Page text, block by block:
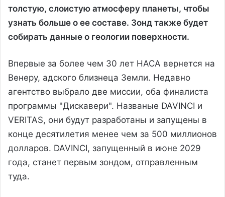
толстую, слоистую атмосферу планеты, чтобы
узнать больше о ее составе. Зонд также будет
собирать данные о геологии поверхности.
Впервые за более чем 30 лет НАСА вернется на
Венеру, адского близнеца Земли. Недавно
агентство выбрало две миссии, оба финалиста
программы "Дискавери". Названые DAVINCI и
VERITAS, они будут разработаны и запущены в
конце десятилетия менее чем за 500 миллионов
долларов. DAVINCI, запущенный в июне 2029
года, станет первым зондом, отправленным
туда.